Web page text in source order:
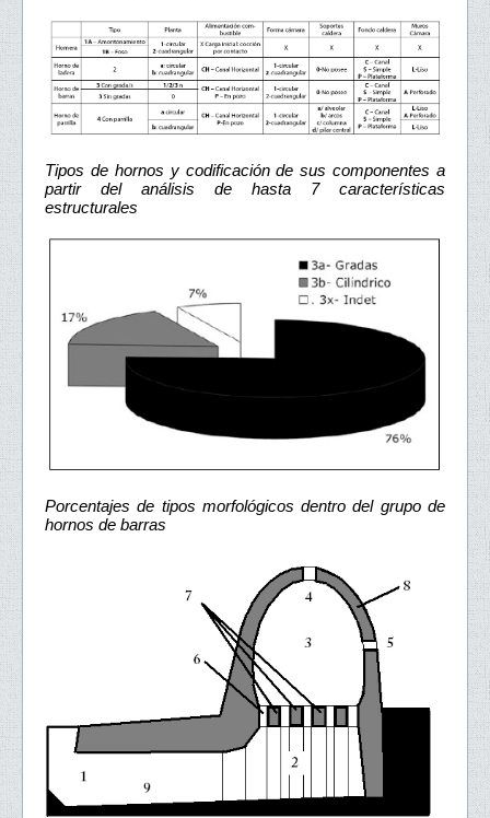
Tipos de hornos y codificación de sus componentes a
partir del análisis de hasta 7 características
estructurales
Porcentajes de tipos morfológicos dentro del grupo de
hornos de barras